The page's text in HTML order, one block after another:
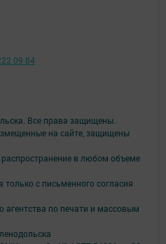
Все права защищены.
на сайте, защищены
распространение в любом объеме
с письменного согласия
агентства по печати и массовым
09 84